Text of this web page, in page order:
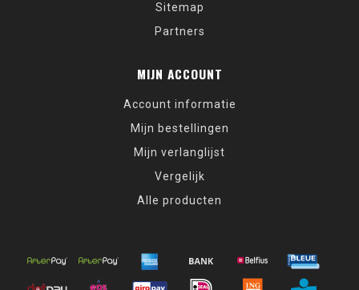
Sitemap
Partners
MIJN ACCOUNT
Account informatie
Mijn bestellingen
Mijn verlanglijst
Vergelijk
Alle producten